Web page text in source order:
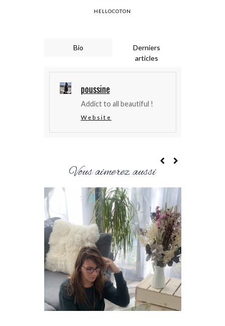
HELLOCOTON
Bio
Derniers
articles
poussine
Addict to all beautiful !
Website
Vous aimerez aussi